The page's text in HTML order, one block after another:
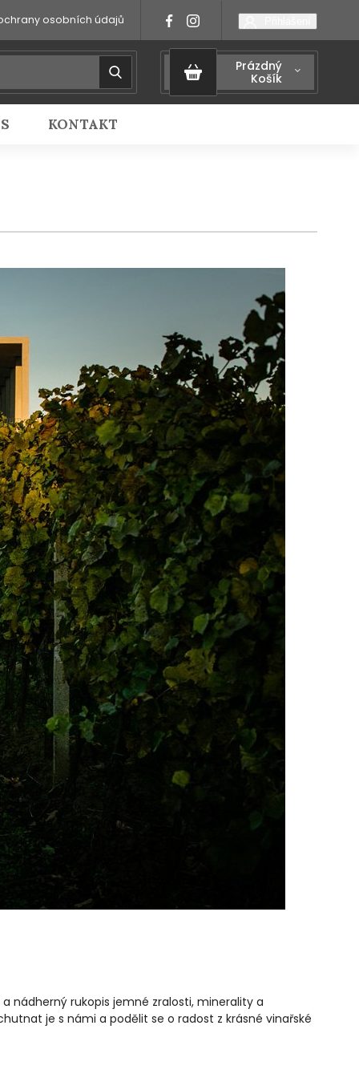
osobních údajů
Prázdný
Košík
KONTAKT
nádherný rukopis jemné zralosti, minerality a
je s námi a podělit se o radost z krásné vinařské